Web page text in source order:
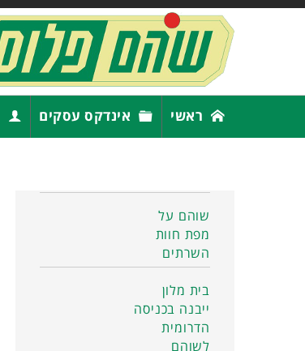
ראשי אינדקס עסקים
שוהם על
מפת חוות
השרתים
בית מלון
ייבנה בכניסה
הדרומית
לשוהם